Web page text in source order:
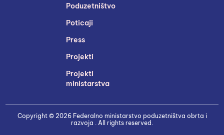
Poduzetništvo
Poticaji
Press
Projekti
Projekti
ministarstva
Copyright © 2026 Federalno ministarstvo poduzetništva obrta i
razvoja . All rights reserved.